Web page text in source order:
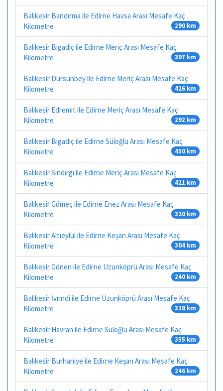
Balıkesir Bandırma ile Edirne Havsa Arası Mesafe Kaç
Kilometre
290 km
Balıkesir Bigadiç ile Edirne Meriç Arası Mesafe Kaç
Kilometre
397 km
Balıkesir Dursunbey ile Edirne Meriç Arası Mesafe Kaç
Kilometre
426 km
Balıkesir Edremit ile Edirne Meriç Arası Mesafe Kaç
Kilometre
292 km
Balıkesir Bigadiç ile Edirne Süloğlu Arası Mesafe Kaç
Kilometre
450 km
Balıkesir Sındırgı ile Edirne Meriç Arası Mesafe Kaç
Kilometre
421 km
Balıkesir Gömeç ile Edirne Enez Arası Mesafe Kaç
Kilometre
320 km
Balıkesir Altıeylül ile Edirne Keşan Arası Mesafe Kaç
Kilometre
304 km
Balıkesir Gönen ile Edirne Uzunköprü Arası Mesafe Kaç
Kilometre
240 km
Balıkesir İvrindi ile Edirne Uzunköprü Arası Mesafe Kaç
Kilometre
318 km
Balıkesir Havran ile Edirne Süloğlu Arası Mesafe Kaç
Kilometre
355 km
Balıkesir Burhaniye ile Edirne Keşan Arası Mesafe Kaç
Kilometre
246 km